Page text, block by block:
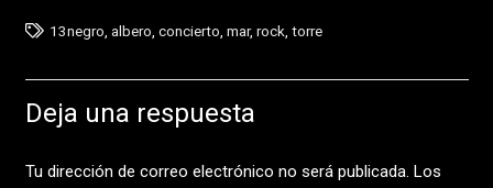
13negro albero concierto mar, rock torre
Deja una respuesta
Tu dirección de correo electrónico no será publicada. Los